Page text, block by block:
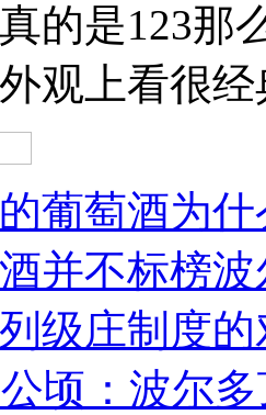
的是123那
观上看很
葡萄酒为
并不标榜
级庄制度
顷：波尔